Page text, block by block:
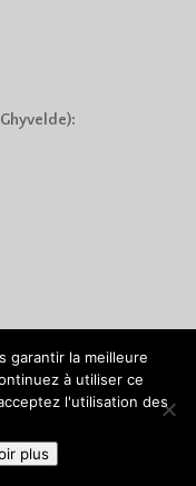
garantir la meilleure
à utiliser ce
l'utilisation des
plus